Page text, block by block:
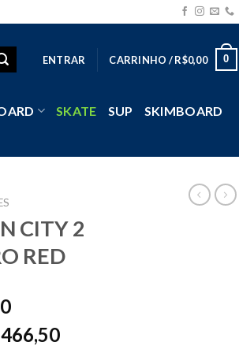
ENTRAR CARRINHO /R$0,00 0
SKATE SUP SKIMBOARD
CITY 2
RED
466,50